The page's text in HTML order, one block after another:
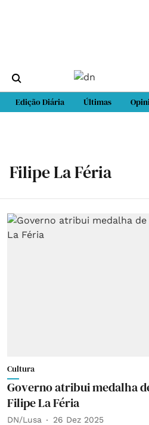
Edição Diária Últimas
Filipe La Féria
Cultura
Governo atribui medalha
Filipe La Féria
DN/Lusa 26 Dez 2025